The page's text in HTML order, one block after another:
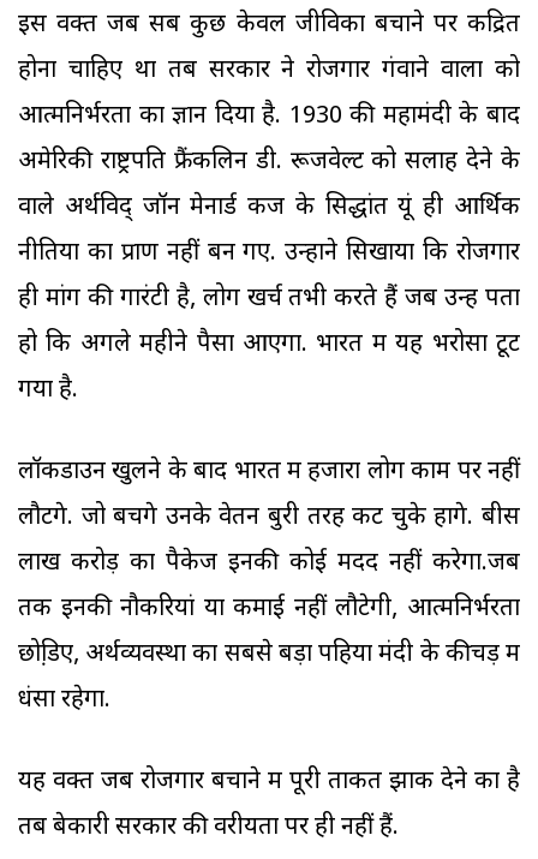
इस वक्त जब सब कुछ केवल जीविका बचाने पर केंद्रित
होना चाहिए था तब सरकार ने रोजगार गंवाने वालों को
आत्मनिर्भरता का ज्ञान दिया है. 1930 की महामंदी के बाद
अमेरिकी राष्ट्रपति फ्रैंकलिन डी. रूजवेल्ट को सलाह देने के
वाले अर्थविद् जॉन मेनार्ड केंज के सिद्धांत यूं ही आर्थिक
नीतियों का प्राण नहीं बन गए. उन्होंने सिखाया कि रोजगार
ही मांग की गारंटी है, लोग खर्च तभी करते हैं जब उन्हें पता
हो कि अगले महीने पैसा आएगा. भारत में यह भरोसा टूट
गया है.
लॉकडाउन खुलने के बाद भारत में हजारों लोग काम पर नहीं
लौटेंगे. जो बचेंगे उनके वेतन बुरी तरह कट चुके होंगे. बीस
लाख करोड़ का पैकेज इनकी कोई मदद नहीं करेगा.जब
तक इनकी नौकरियां या कमाई नहीं लौटेगी, आत्मनिर्भरता
छोडि़ए, अर्थव्यवस्था का सबसे बड़ा पहिया मंदी के कीचड़ में
धंसा रहेगा.
यह वक्त जब रोजगार बचाने में पूरी ताकत झोंक देने का है
तब बेकारी सरकार की वरीयता पर ही नहीं हैं.